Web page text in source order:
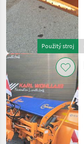
Hydrac
Samasz
Schmidt
Kahlbacher
Zobraziť
všetkých
Použitý stroj